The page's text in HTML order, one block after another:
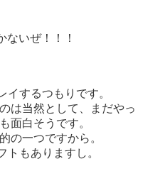
ないぜ！！！
イするつもりです。
は当然として、まだやっ
面白そうです。
の一つですから。
トもありますし。